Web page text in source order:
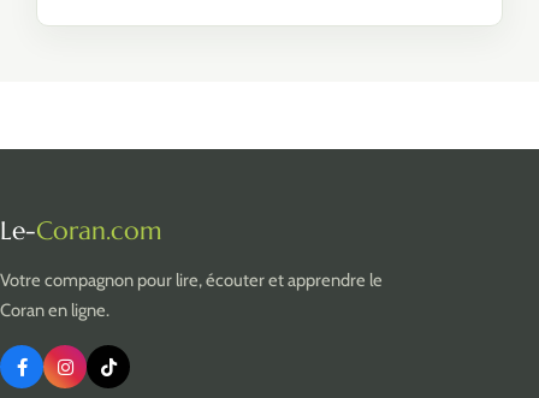
Le-Coran.com
Votre compagnon pour lire, écouter et apprendre le
Coran en ligne.